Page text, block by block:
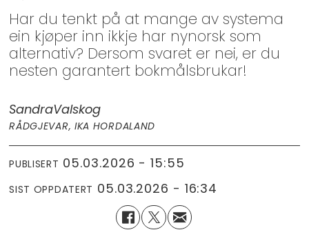
Har du tenkt på at mange av systema
ein kjøper inn ikkje har nynorsk som
alternativ? Dersom svaret er nei, er du
nesten garantert bokmålsbrukar!
SandraValskog
RÅDGJEVAR, IKA HORDALAND
PUBLISERT 05.03.2026 - 15:55
SIST OPPDATERT 05.03.2026 - 16:34